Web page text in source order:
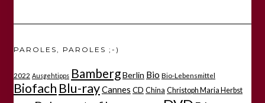
PAROLES, PAROLES ;-)
2022 Ausgehtipps BambergBerlin Bio Bio-Lebensmittel
Biofach Blu-rayCannes CD China Christoph Maria Herbst